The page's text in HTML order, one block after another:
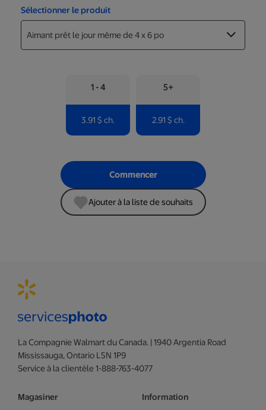
Sélectionner le produit
1 - 4 5+
3.91 $ ch. 2.91 $ ch.
Commencer
Ajouter à la liste de souhaits
La Compagnie Walmart du Canada. | 1940 Argentia Road
Mississauga, Ontario L5N 1P9
Service à la clientèle 1-888-763-4077
Magasiner Information